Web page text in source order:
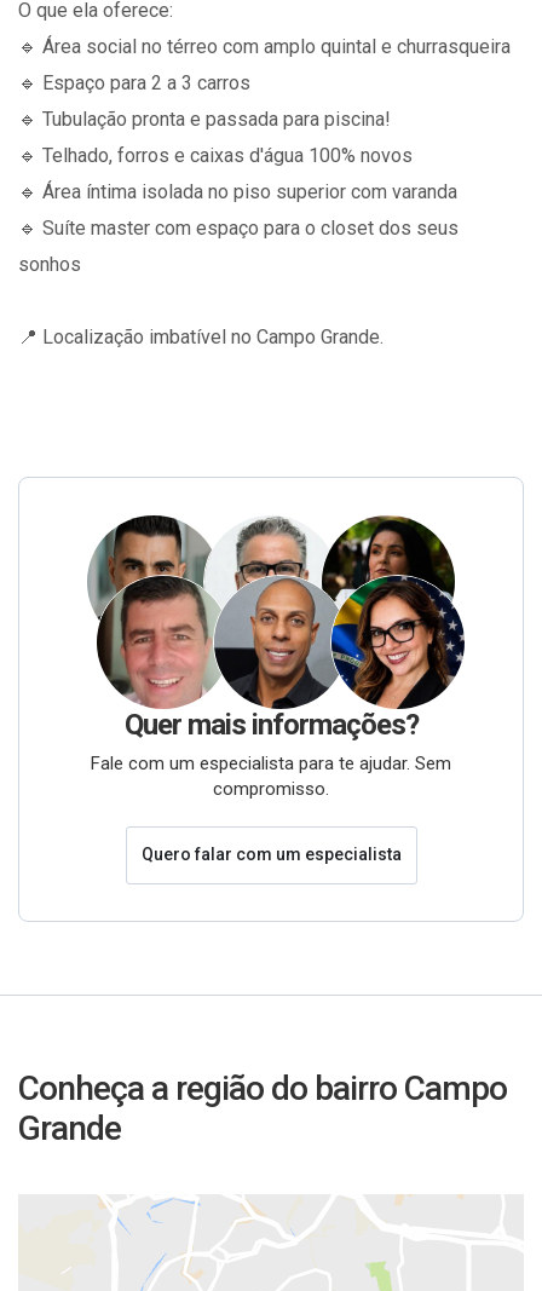
O que ela oferece:
🔹 Área social no térreo com amplo quintal e churrasqueira
🔹 Espaço para 2 a 3 carros
🔹 Tubulação pronta e passada para piscina!
🔹 Telhado, forros e caixas d'água 100% novos
🔹 Área íntima isolada no piso superior com varanda
🔹 Suíte master com espaço para o closet dos seus
sonhos
📍 Localização imbatível no Campo Grande.
Quer mais informações?
Fale com um especialista para te ajudar. Sem
compromisso.
Quero falar com um especialista
Conheça a região do bairro Campo
Grande